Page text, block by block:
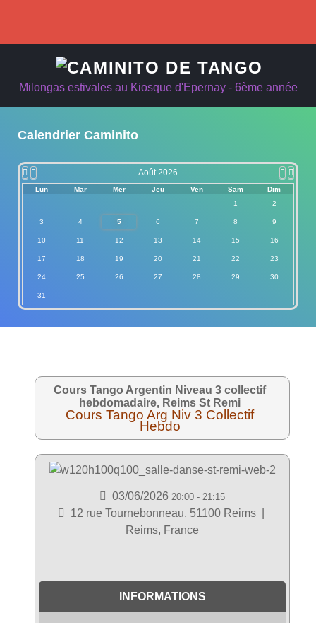
Milongas estivales au Kiosque d'Epernay - 6ème année
Calendrier Caminito
Août 2026
Lun Mar Mer Jeu Ven Sam
Dim
1
2
3 4 5 6 7 8 9
10 11 12 13 14 15 16
17 18 19 20 21 22 23
24 25 26 27 28 29 30
31
Cours Tango Argentin Niveau 3 collectif
hebdomadaire, Reims St Remi
Cours Tango Arg Niv 3 Collectif
Hebdo
03/06/2026 20:00 - 21:15
12 rue Tournebonneau, 51100 Reims
Reims, France
INFORMATIONS